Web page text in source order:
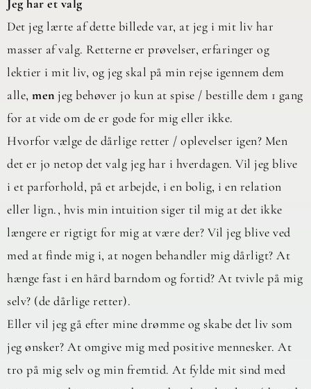
Jeg har et valg
Det jeg lærte af dette billede var, at jeg i mit liv har
masser af valg. Retterne er prøvelser, erfaringer og
lektier i mit liv, og jeg skal på min rejse igennem dem
alle, men jeg behøver jo kun at spise / bestille dem 1 gang
for at vide om de er gode for mig eller ikke.
Hvorfor vælge de dårlige retter / oplevelser igen? Men
det er jo netop det valg jeg har i hverdagen. Vil jeg blive
i et parforhold, på et arbejde, i en bolig, i en relation
eller lign., hvis min intuition siger til mig at det ikke
længere er rigtigt for mig at være der? Vil jeg blive ved
med at finde mig i, at nogen behandler mig dårligt? At
hænge fast i en hård barndom og fortid? At tvivle på mig
selv? (de dårlige retter).
Eller vil jeg gå efter mine drømme og skabe det liv som
jeg ønsker? At omgive mig med positive mennesker. At
tro på mig selv og min fremtid. At fylde mit sind med